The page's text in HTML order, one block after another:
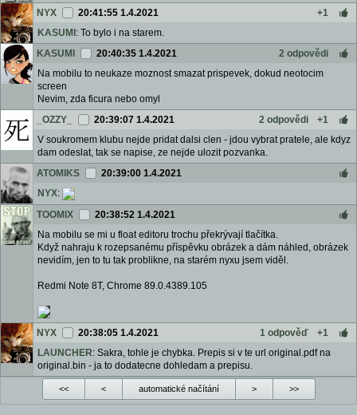
NYX
20:41:55 1.4.2021
+1
KASUMI : To bylo i na starem.
KASUMI
20:40:35 1.4.2021
2 odpovědi
Na mobilu to neukaze moznost smazat prispevek, dokud neotocim
screen
Nevim, zda ficura nebo omyl
_OZZY_
20:39:07 1.4.2021 2 odpovědi
+1
V soukromem klubu nejde pridat dalsi clen - jdou vybrat pratele, ale kdyz
dam odeslat, tak se napise, ze nejde ulozit pozvanka.
ATOMIKS
20:39:00 1.4.2021
NYX:
TOOMIX
20:38:52 1.4.2021
Na mobilu se mi u float editoru trochu překrývají tlačítka.
Když nahraju k rozepsanému příspěvku obrázek a dám náhled, obrázek
nevidím, jen to tu tak problikne, na starém nyxu jsem viděl.
Redmi Note 8T, Chrome 89.0.4389.105
NYX 20:38:05 1.4.2021 1 odpověď
+1
LAUNCHER: Sakra, tohle je chybka. Prepis si v te url original.pdf na
original.bin - ja to dodatecne dohledam a prepisu.
<< < automatické načítání > >>